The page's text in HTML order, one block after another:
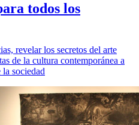
todos los
revelar los secretos del arte
de la cultura contemporánea a
la sociedad